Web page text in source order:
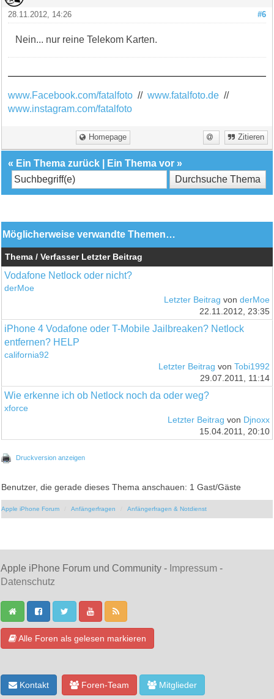
#6
28.11.2012, 14:26
Nein... nur reine Telekom Karten.
www.Facebook.com/fatalfoto //www.fatalfoto.de //
www.instagram.com/fatalfoto
Homepage Zitieren
« Ein Thema zurück Ein Thema vor »
Möglicherweise verwandte Themen…
Thema / Verfasser Letzter Beitrag
Vodafone Netlock oder nicht?
derMoe
Letzter Beitrag von derMoe
22.11.2012, 23:35
iPhone 4 Vodafone oder T-Mobile Jailbreaken? Netlock
entfernen? HELP
california92
Letzter Beitrag von Tobi1992
29.07.2011, 11:14
Wie erkenne ich ob Netlock noch da oder weg?
xforce
Letzter Beitrag von Djnoxx
15.04.2011, 20:10
Druckversion anzeigen
Benutzer, die gerade dieses Thema anschauen: 1 Gast/Gäste
Apple iPhone Forum Anfängerfragen Anfängerfragen & Notdienst
Apple iPhone Forum und Community - Impressum -
Datenschutz
Alle Foren als gelesen markieren
Kontakt Foren-Team Mitglieder